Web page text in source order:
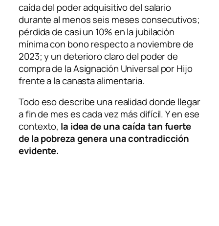
caída del poder adquisitivo del salario
durante al menos seis meses consecutivos;
pérdida de casi un 10% en la jubilación
mínima con bono respecto a noviembre de
2023; y un deterioro claro del poder de
compra de la Asignación Universal por Hijo
frente a la canasta alimentaria.
Todo eso describe una realidad donde llegar
a fin de mes es cada vez más difícil. Y en ese
contexto, la idea de una caída tan fuerte
de la pobreza genera una contradicción
evidente.